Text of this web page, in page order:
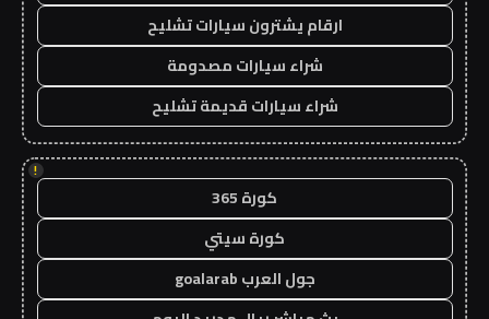
ارقام يشترون سيارات تشليح
شراء سيارات مصدومة
شراء سيارات قديمة تشليح
!
كورة 365
كورة سيتي
جول العرب goalarab